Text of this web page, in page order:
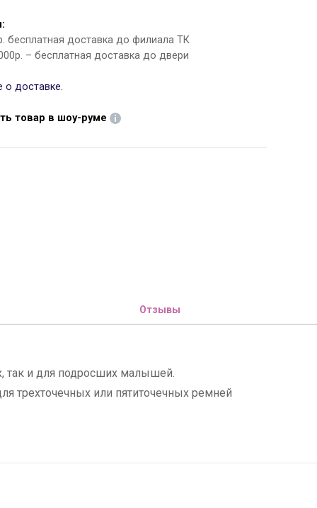
бесплатная доставка до филиала ТК
– бесплатная доставка до двери
о доставке.
товар в шоу-руме
Отзывы
так и для подросших малышей.
трехточечных или пятиточечных ремней